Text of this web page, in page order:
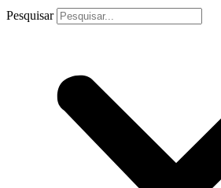
Pesquisar